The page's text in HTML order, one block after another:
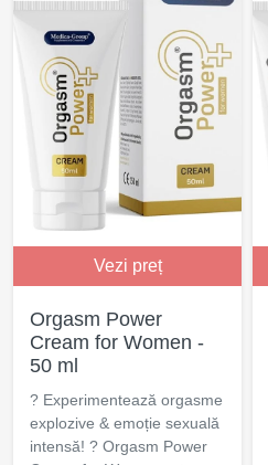
Vezi preț
Orgasm Power
Cream for Women -
50 ml
? Experimentează orgasme
explozive & emoție sexuală
intensă! ? Orgasm Power